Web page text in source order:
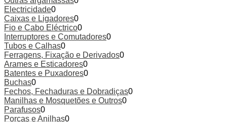
Electricidade0
Caixas e Ligadores0
Fio e Cabo Eléctrico0
Interruptores e Comutadores0
Tubos e Calhas0
Ferragens, Fixação e Derivados0
Arames e Esticadores0
Batentes e Puxadores0
Buchas0
Fechos, Fechaduras e Dobradiças0
Manilhas e Mosquetões e Outros0
Parafusos0
Porcas e Anilhas0